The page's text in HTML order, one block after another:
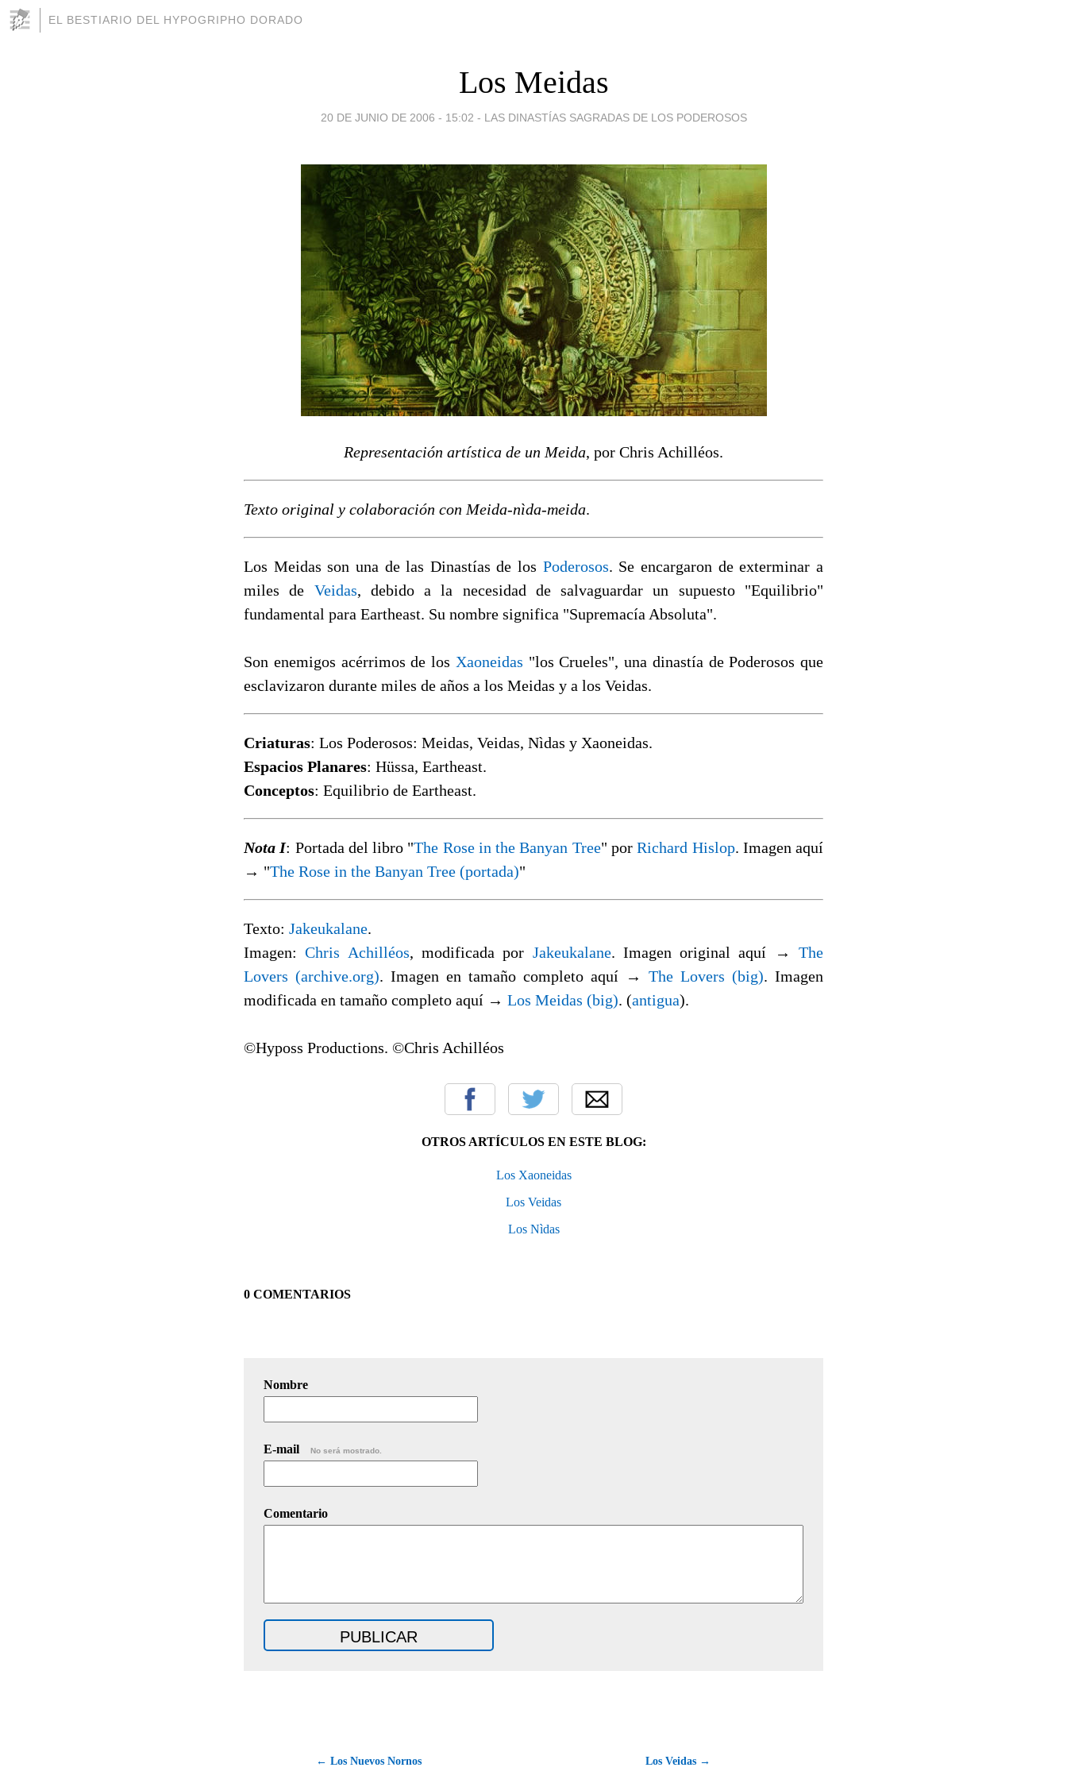
EL BESTIARIO DEL HYPOGRIPHO DORADO
Los Meidas
20 DE JUNIO DE 2006 - 15:02 - LAS DINASTÍAS SAGRADAS DE LOS PODEROSOS
Representación artística de un Meida, por Chris Achilléos.
Texto original y colaboración con Meida-nìda-meida.
Los Meidas son una de las Dinastías de los Poderosos. Se encargaron de exterminar a
miles de Veidas, debido a la necesidad de salvaguardar un supuesto "Equilibrio"
fundamental para Eartheast. Su nombre significa "Supremacía Absoluta".
Son enemigos acérrimos de los Xaoneidas "los Crueles", una dinastía de Poderosos que
esclavizaron durante miles de años a los Meidas y a los Veidas.
Criaturas: Los Poderosos: Meidas, Veidas, Nìdas y Xaoneidas.
Espacios Planares: Hüssa, Eartheast.
Conceptos: Equilibrio de Eartheast.
Nota I: Portada del libro "The Rose in the Banyan Tree" porRichard Hislop. Imagen aquí
→ "The Rose in the Banyan Tree (portada)"
Texto: Jakeukalane.
Imagen:Chris Achilléos, modificada por Jakeukalane. Imagen original aquí →The
Lovers (archive.org). Imagen en tamaño completo aquí → The Lovers (big). Imagen
modificada en tamaño completo aquí → Los Meidas (big). (antigua).
©Hyposs Productions. ©Chris Achilléos
OTROS ARTÍCULOS EN ESTE BLOG:
Los Xaoneidas
Los Veidas
Los Nìdas
0 COMENTARIOS
Nombre
E-mail No será mostrado.
Comentario
← Los Nuevos Nornos Los Veidas →